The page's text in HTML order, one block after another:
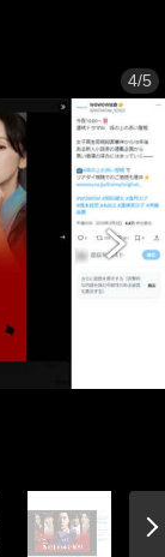
4/5